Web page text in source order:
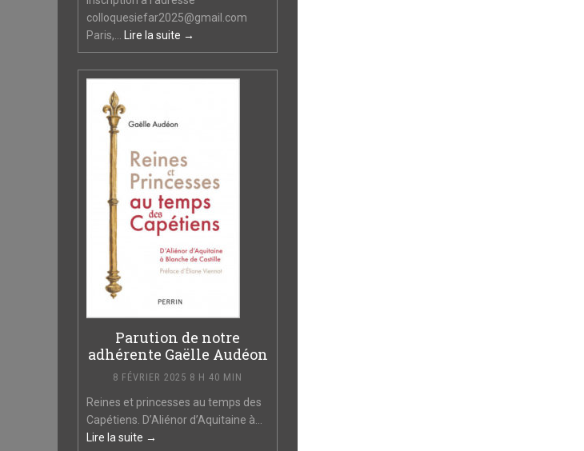
colloquesiefar2025@gmail.com
Paris,... Lire la suite →
Parution de notre
adhérente Gaëlle Audéon
8 FÉVRIER 2025 8 H 40 MIN
Reines et princesses au temps des
Capétiens. D’Aliénor d’Aquitaine à...
Lire la suite →